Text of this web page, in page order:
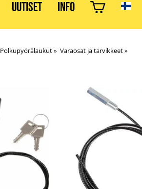
UUTISET INFO
Polkupyörälaukut‪» Varaosat ja tarvikkeet‪»